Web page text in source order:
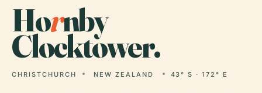
Hornby
Clocktower.
CHRISTCHURCH NEW ZEALAND 43° S · 172° E